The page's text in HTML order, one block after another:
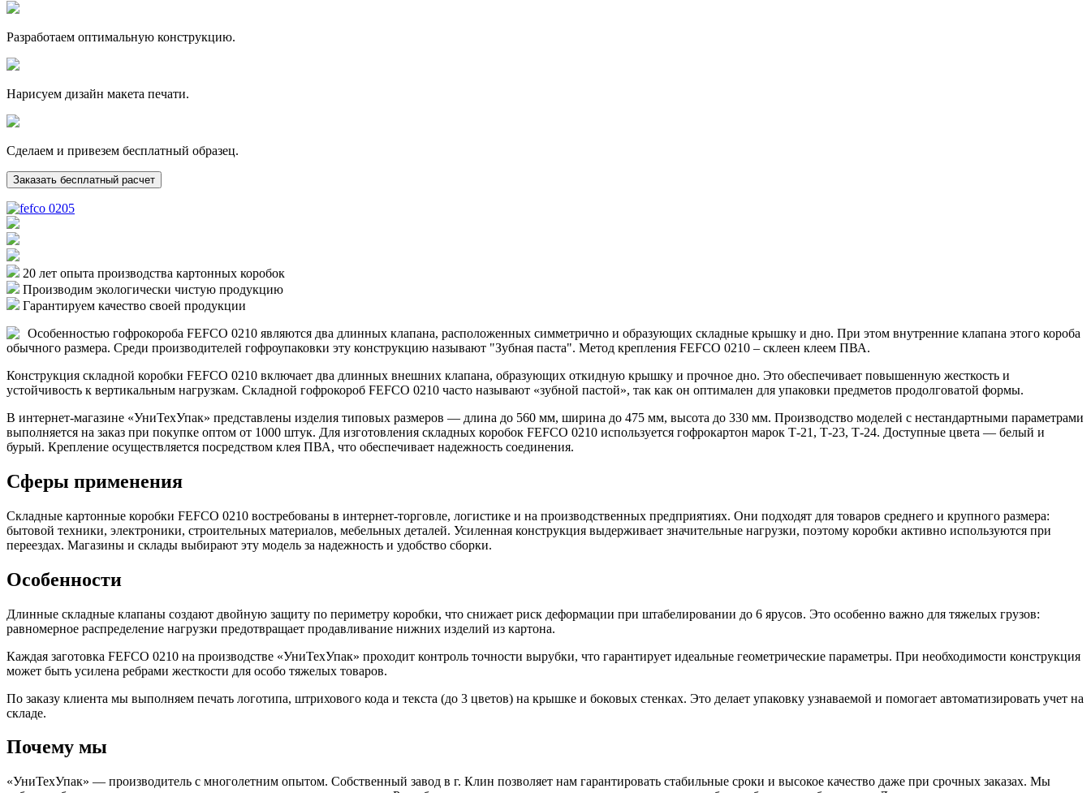
Разработаем оптимальную конструкцию.
Нарисуем дизайн макета печати.
Сделаем и привезем бесплатный образец.
Заказать бесплатный расчет
20 лет опыта производства картонных коробок
Производим экологически чистую продукцию
Гарантируем качество своей продукции
Особенностью гофрокороба FEFCO 0210 являются два длинных клапана, расположенных симметрично и образующих складные крышку и дно. При этом внутренние клапана этого короба
обычного размера. Среди производителей гофроупаковки эту конструкцию называют "Зубная паста". Метод крепления FEFCO 0210 – склеен клеем ПВА.
Конструкция складной коробки FEFCO 0210 включает два длинных внешних клапана, образующих откидную крышку и прочное дно. Это обеспечивает повышенную жесткость и
устойчивость к вертикальным нагрузкам. Складной гофрокороб FEFCO 0210 часто называют «зубной пастой», так как он оптимален для упаковки предметов продолговатой формы.
В интернет-магазине «УниТехУпак» представлены изделия типовых размеров — длина до 560 мм, ширина до 475 мм, высота до 330 мм. Производство моделей с нестандартными параметрами
выполняется на заказ при покупке оптом от 1000 штук. Для изготовления складных коробок FEFCO 0210 используется гофрокартон марок Т-21, Т-23, Т-24. Доступные цвета — белый и
бурый. Крепление осуществляется посредством клея ПВА, что обеспечивает надежность соединения.
Сферы применения
Складные картонные коробки FEFCO 0210 востребованы в интернет-торговле, логистике и на производственных предприятиях. Они подходят для товаров среднего и крупного размера:
бытовой техники, электроники, строительных материалов, мебельных деталей. Усиленная конструкция выдерживает значительные нагрузки, поэтому коробки активно используются при
переездах. Магазины и склады выбирают эту модель за надежность и удобство сборки.
Особенности
Длинные складные клапаны создают двойную защиту по периметру коробки, что снижает риск деформации при штабелировании до 6 ярусов. Это особенно важно для тяжелых грузов:
равномерное распределение нагрузки предотвращает продавливание нижних изделий из картона.
Каждая заготовка FEFCO 0210 на производстве «УниТехУпак» проходит контроль точности вырубки, что гарантирует идеальные геометрические параметры. При необходимости конструкция
может быть усилена ребрами жесткости для особо тяжелых товаров.
По заказу клиента мы выполняем печать логотипа, штрихового кода и текста (до 3 цветов) на крышке и боковых стенках. Это делает упаковку узнаваемой и помогает автоматизировать учет на
складе.
Почему мы
«УниТехУпак» — производитель с многолетним опытом. Собственный завод в г. Клин позволяет нам гарантировать стабильные сроки и высокое качество даже при срочных заказах. Мы